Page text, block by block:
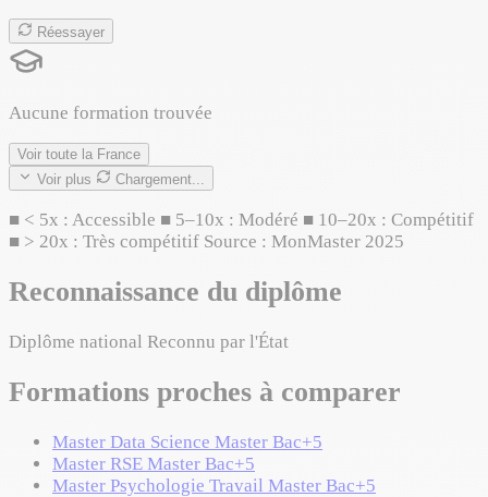
Réessayer
Aucune formation trouvée
Voir toute la France
Voir plus
Chargement...
■ < 5x : Accessible ■ 5–10x : Modéré ■ 10–20x : Compétitif
■ > 20x : Très compétitif Source : MonMaster 2025
Reconnaissance du diplôme
Diplôme national Reconnu par l'État
Formations proches à comparer
Master Data Science Master Bac+5
Master RSE Master Bac+5
Master Psychologie Travail Master Bac+5